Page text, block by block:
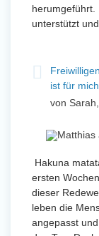
herumgeführt.
unterstützt
ist für
von
Hakuna
ersten
dieser
leben die
angepasst